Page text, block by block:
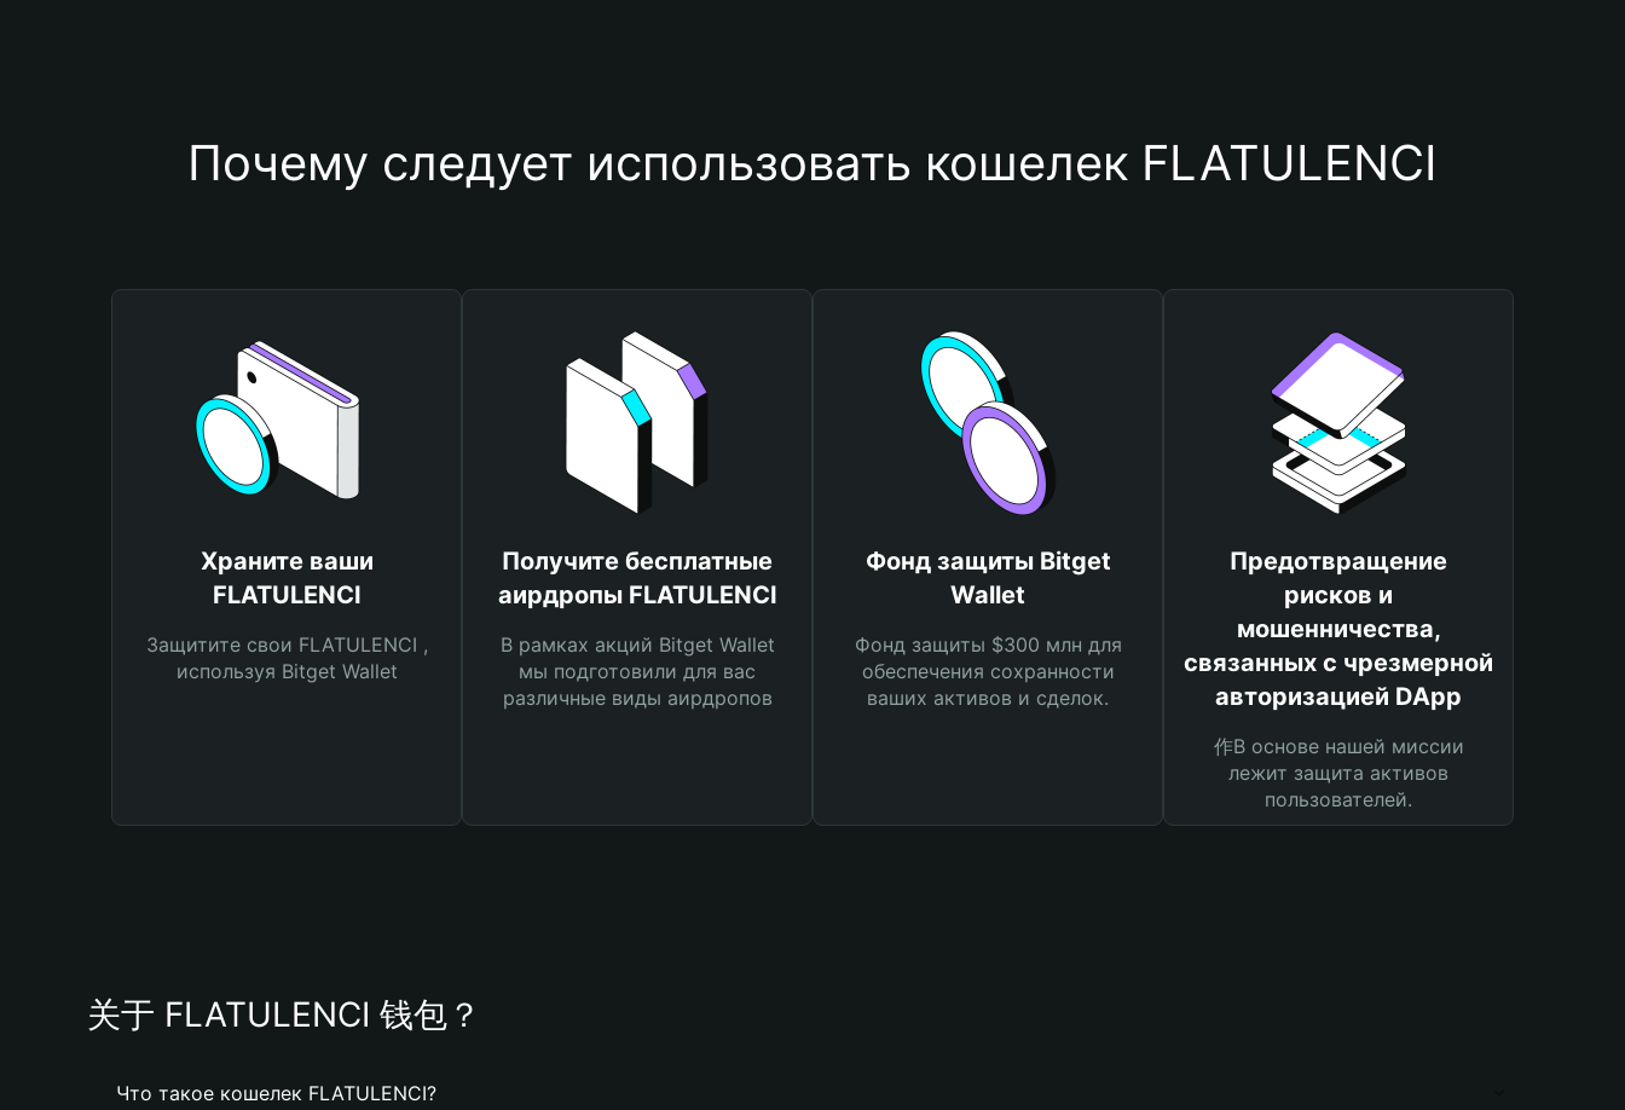
Почему следует использовать кошелек FLATULENCI
Храните ваши
FLATULENCI
Защитите свои FLATULENCI ,
используя Bitget Wallet
Получите бесплатные
аирдропы FLATULENCI
В рамках акций Bitget Wallet
мы подготовили для вас
различные виды аирдропов
Фонд защиты Bitget
Wallet
Фонд защиты $300 млн для
обеспечения сохранности
ваших активов и сделок.
Предотвращение
рисков и
мошенничества,
связанных с чрезмерной
авторизацией DApp
作В основе нашей миссии
лежит защита активов
пользователей.
关于 FLATULENCI 钱包？
Что такое кошелек FLATULENCI?